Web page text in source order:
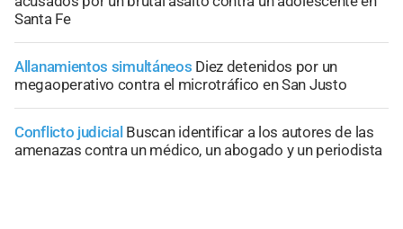
Santa Fe
Allanamientos simultáneos Diez detenidos por un
megaoperativo contra el microtráfico en San Justo
Conflicto judicial Buscan identificar a los autores de las
amenazas contra un médico, un abogado y un periodista